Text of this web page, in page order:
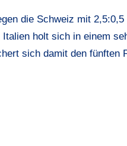
die Schweiz mit
holt sich in einem
sich damit den fünften